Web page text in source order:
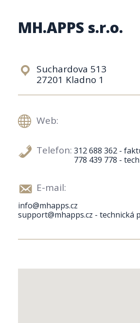
MH.APPS s.r.o.
Suchardova 513
27201 Kladno 1
Web:
Telefon: 312 688 362 -
778 439 778 -
E-mail:
info@mhapps.cz
support@mhapps.cz - technická